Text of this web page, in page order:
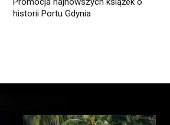
historii Portu Gdynia